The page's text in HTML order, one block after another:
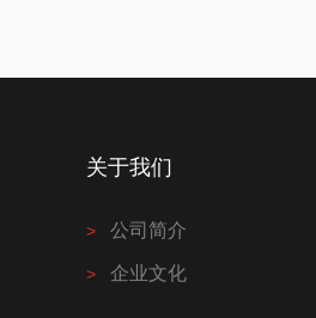
关于我们
公司简介
企业文化